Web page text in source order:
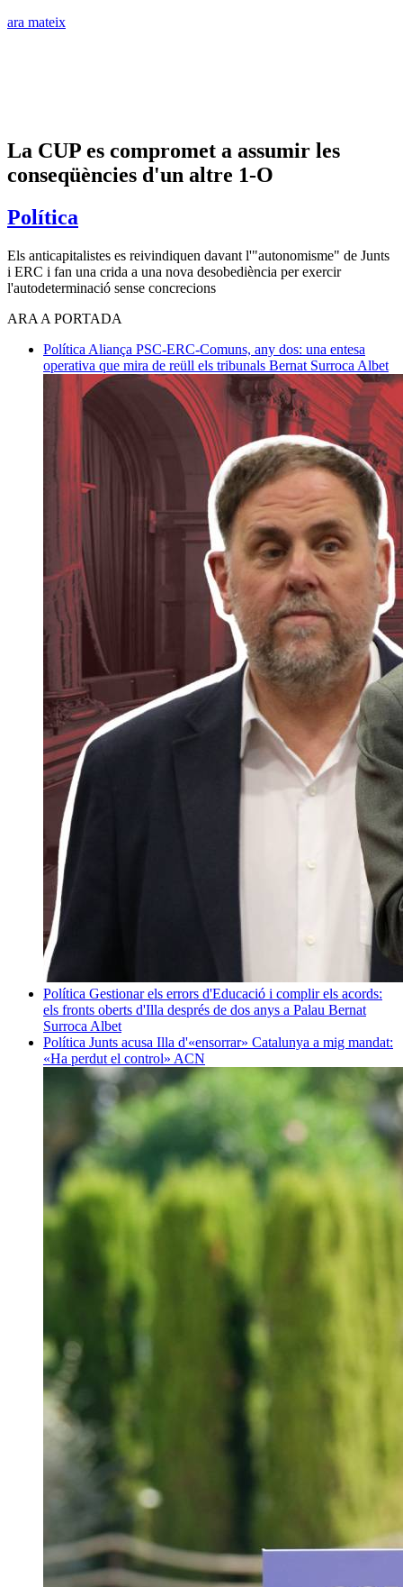
ara mateix
La CUP es compromet a assumir les
conseqüències d'un altre 1-O
Política
Els anticapitalistes es reivindiquen davant l'"autonomisme" de Junts
i ERC i fan una crida a una nova desobediència per exercir
l'autodeterminació sense concrecions
ARA A PORTADA
Política Aliança PSC-ERC-Comuns, any dos: una entesa
operativa que mira de reüll els tribunals Bernat Surroca Albet
Política Gestionar els errors d'Educació i complir els acords:
els fronts oberts d'Illa després de dos anys a Palau Bernat
Surroca Albet
Política Junts acusa Illa d'«ensorrar» Catalunya a mig mandat:
«Ha perdut el control» ACN